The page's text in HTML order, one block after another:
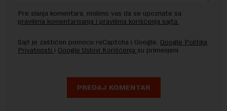
Pre slanja komentara, molimo vas da se upoznate sa
pravilima komentarisanja i pravilima korišćenja sajta.
Sajt je zaštićen pomocu reCaptcha i Google. Google Politika
Privatnosti i Google Uslovi Korišćenja su primenjeni.